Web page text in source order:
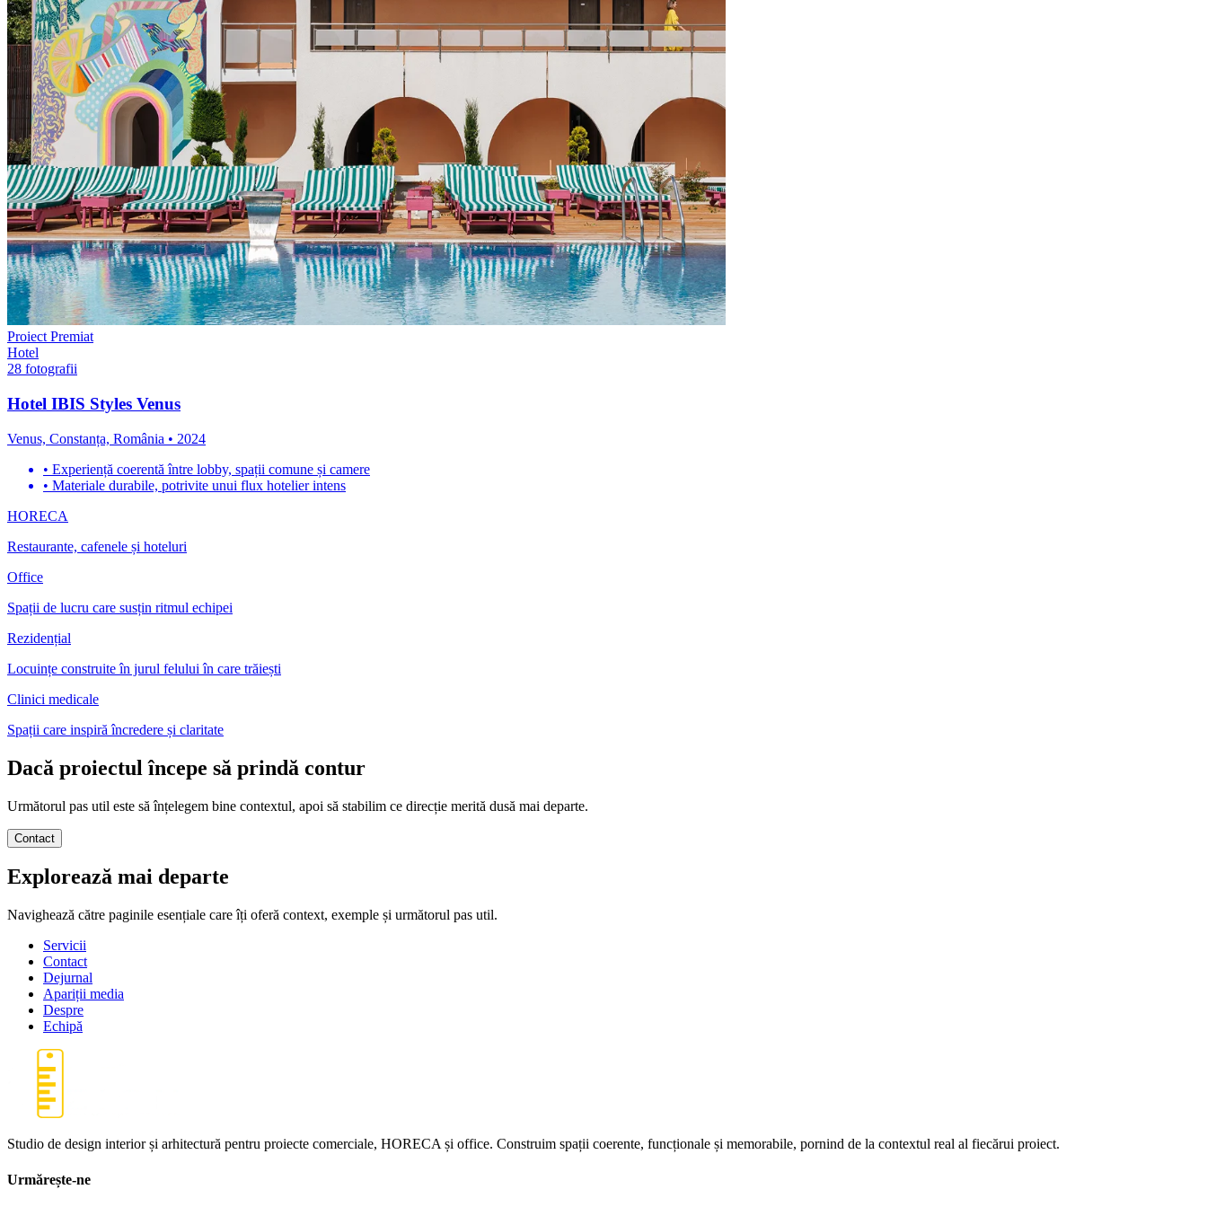
Proiect Premiat
Hotel
28 fotografii
Hotel IBIS Styles Venus
Venus, Constanța, România • 2024
• Experiență coerentă între lobby, spații comune și camere
• Materiale durabile, potrivite unui flux hotelier intens
HORECA
Restaurante, cafenele și hoteluri
Office
Spații de lucru care susțin ritmul echipei
Rezidențial
Locuințe construite în jurul felului în care trăiești
Clinici medicale
Spații care inspiră încredere și claritate
Dacă proiectul începe să prindă contur
Următorul pas util este să înțelegem bine contextul, apoi să stabilim ce direcție merită dusă mai departe.
Contact
Explorează mai departe
Navighează către paginile esențiale care îți oferă context, exemple și următorul pas util.
Servicii
Contact
Dejurnal
Apariții media
Despre
Echipă
Studio de design interior și arhitectură pentru proiecte comerciale, HORECA și office. Construim spații coerente, funcționale și memorabile, pornind de la contextul real al fiecărui proiect.
Urmărește-ne